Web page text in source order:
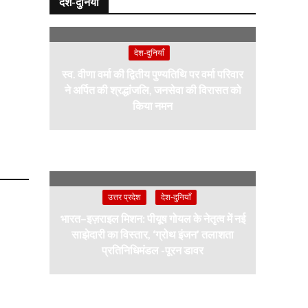
देश-दुनियाँ
स्व. वीणा वर्मा की द्वितीय पुण्यतिथि पर वर्मा परिवार
ने अर्पित की श्रद्धांजलि, जनसेवा की विरासत को
किया नमन
उत्तर प्रदेश देश-दुनियाँ
भारत–इज़राइल मिशन: पीयूष गोयल के नेतृत्व में नई
साझेदारी का विस्तार, ‘ग्रोथ इंजन’ तलाशता
प्रतिनिधिमंडल -पूरन डावर